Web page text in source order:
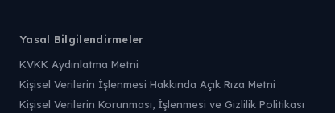
Yasal Bilgilendirmeler
KVKK Aydınlatma Metni
Kişisel Verilerin İşlenmesi Hakkında Açık Rıza Metni
Kişisel Verilerin Korunması, İşlenmesi ve Gizlilik Politikası